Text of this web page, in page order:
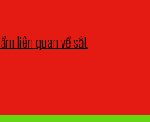
liên quan về sắt